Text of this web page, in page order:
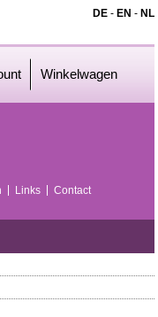
DE- EN - NL
Winkelwagen
Links Contact